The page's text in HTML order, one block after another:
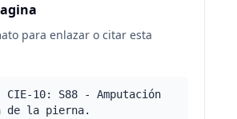
para enlazar o citar esta
CIE-10: S88 - Amputación
de la pierna.